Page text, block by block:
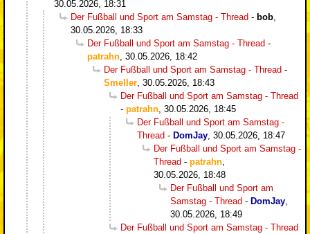
30.05.2026, 18:31
Der Fußball und Sport am Samstag - Thread - bob
30.05.2026, 18:33
Der Fußball und Sport am Samstag - Thread -
patrahn 30.05.2026, 18:42
Der Fußball und Sport am Samstag - Thread -
Smeller 30.05.2026, 18:43
Der Fußball und Sport am Samstag - Thread
- patrahn 30.05.2026, 18:45
Der Fußball und Sport am Samstag -
Thread - DomJay 30.05.2026, 18:47
Der Fußball und Sport am Samstag -
Thread - patrahn
30.05.2026, 18:48
Der Fußball und Sport am
Samstag - Thread - DomJay
30.05.2026, 18:49
Der Fußball und Sport am Samstag - Thread